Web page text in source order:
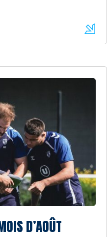
D’AOÛT